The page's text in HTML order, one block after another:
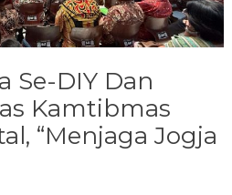
Se-DIY Dan
Kamtibmas
“Menjaga Jogja